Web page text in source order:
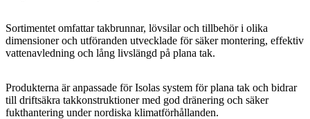
Sortimentet omfattar takbrunnar, lövsilar och tillbehör i olika
dimensioner och utföranden utvecklade för säker montering, effektiv
vattenavledning och lång livslängd på plana tak.
Produkterna är anpassade för Isolas system för plana tak och bidrar
till driftsäkra takkonstruktioner med god dränering och säker
fukthantering under nordiska klimatförhållanden.